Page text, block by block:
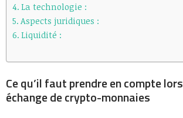
La technologie :
Aspects juridiques :
Liquidité :
Ce qu’il faut prendre en compte
échange de crypto-monnaies